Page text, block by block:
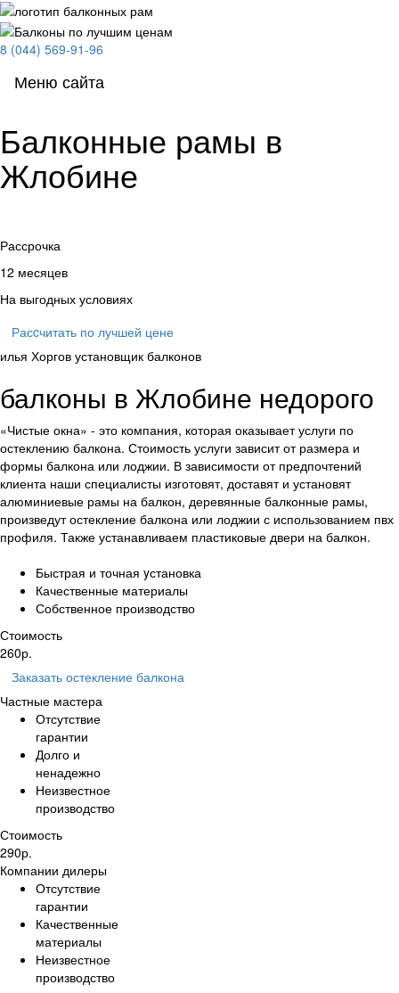
8 (044) 569-91-96
Меню сайта
Балконные рамы в
Жлобине
Рассрочка
12 месяцев
На выгодных условиях
Расcчитать по лучшей цене
илья Хоргов установщик балконов
балконы в Жлобине недорого
«Чистые окна» - это компания, которая оказывает услуги по
остеклению балкона. Стоимость услуги зависит от размера и
формы балкона или лоджии. В зависимости от предпочтений
клиента наши специалисты изготовят, доставят и установят
алюминиевые рамы на балкон, деревянные балконные рамы,
произведут остекление балкона или лоджии с использованием пвх
профиля. Также устанавливаем пластиковые двери на балкон.
Быстрая и точная yстановка
Качественные материалы
Собственное производство
Стоимость
260р.
Заказать остекление балкона
Частные мастера
Отсутствие
гарантии
Долго и
ненадежно
Неизвестное
производство
Стоимость
290р.
Компании дилеры
Отсутствие
гарантии
Качественные
материалы
Неизвестное
производство